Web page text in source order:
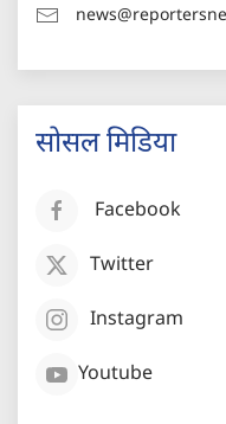
सोसल मिडिया
Facebook
Twitter
Instagram
Youtube